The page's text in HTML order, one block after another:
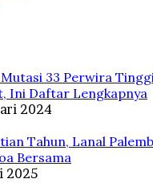
33 Perwira
Ini Daftar Lengkapnya
2024
Tahun, Lanal
Bersama
2025